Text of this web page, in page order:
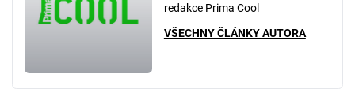
redakce Prima Cool
VŠECHNY ČLÁNKY AUTORA